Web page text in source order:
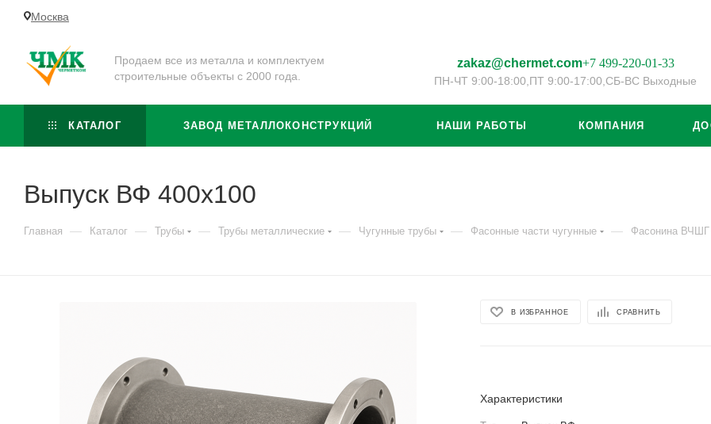
Москва
Продаем все из металла и комплектуем
строительные объекты с 2000 года.
zakaz@chermet.com+7 499-220-01-33
ПН-ЧТ 9:00-18:00, ПТ 9:00-17:00, СБ-ВС Выходные
КАТАЛОГ ЗАВОД МЕТАЛЛОКОНСТРУКЦИЙ НАШИ РАБОТЫ КОМПАНИЯ
Выпуск ВФ 400х100
Главная — Каталог — Трубы — Трубы металлические — Чугунные трубы — Фасонные части чугунные — Фасонина ВЧШГ
В ИЗБРАННОЕ СРАВНИТЬ
Характеристики